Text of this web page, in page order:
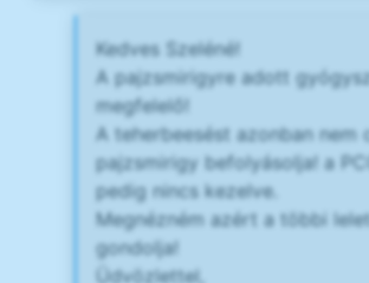
Kedves Szeléné!
A pajzsmirigyre adott
megfelelő!
A teherbeesést azonban nem
pajzsmirigy befolyásolja! a
pedig nincs kezelve.
Megnézném azért a többi
gondolja!
Üdvözlettel,